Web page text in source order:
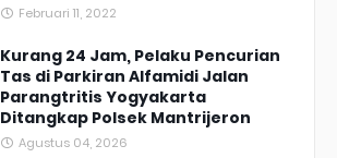
Februari 11, 2022
Kurang 24 Jam, Pelaku Pencurian
Tas di Parkiran Alfamidi Jalan
Parangtritis Yogyakarta
Ditangkap Polsek Mantrijeron
Agustus 04, 2026